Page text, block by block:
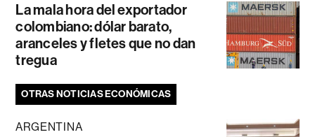
La mala hora del exportador
colombiano: dólar barato,
aranceles y fletes que no dan
tregua
OTRAS NOTICIAS ECONÓMICAS
ARGENTINA